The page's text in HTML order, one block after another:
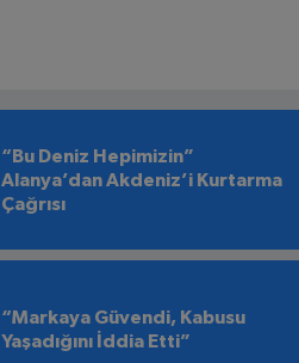
“Bu Deniz Hepimizin”
Alanya’dan Akdeniz’i Kurtarma
Çağrısı
“Markaya Güvendi, Kabusu
Yaşadığını İddia Etti”